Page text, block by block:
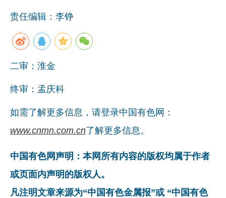
责任编辑：李铮
二审：淮金
终审：孟庆科
如需了解更多信息，请登录中国有色网：
www.cnmn.com.cn了解更多信息。
中国有色网声明：本网所有内容的版权均属于作者
或页面内声明的版权人。
凡注明文章来源为“中国有色金属报”或 “中国有色